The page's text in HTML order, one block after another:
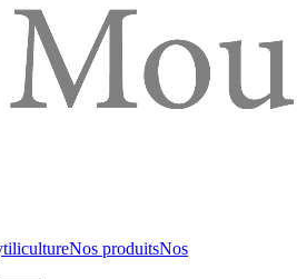
Nos produitsNos